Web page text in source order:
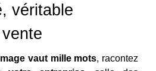
véritable
vaut mille mots, racontez